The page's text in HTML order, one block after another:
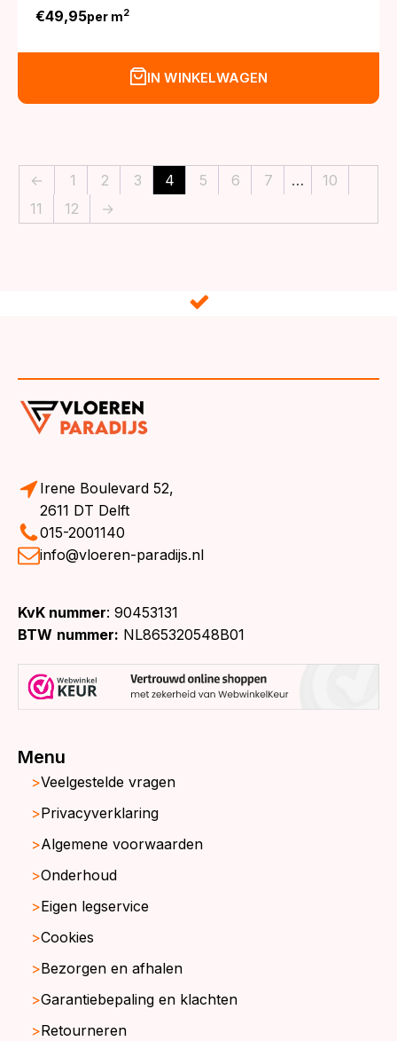
€49,95per m2
IN WINKELWAGEN
← 1 2 3 4 5 6 7 …
10
11
12 →
Irene Boulevard 52,
2611 DT Delft
015-2001140
info@vloeren-paradijs.nl
KvK nummer: 90453131
BTW nummer: NL865320548B01
Menu
Veelgestelde vragen
Privacyverklaring
Algemene voorwaarden
Onderhoud
Eigen legservice
Cookies
Bezorgen en afhalen
Garantiebepaling en klachten
Retourneren